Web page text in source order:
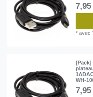
*avec
[Pack]
WH-